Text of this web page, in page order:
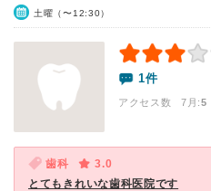
土曜（〜12:30）
1件
アクセス数 7月:5
歯科
3.0
とてもきれいな歯科医院です